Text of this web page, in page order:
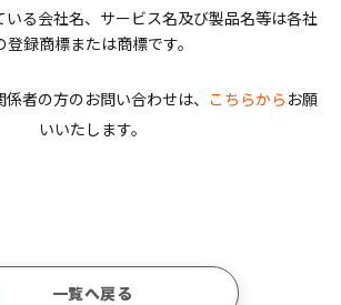
る会社名、サービス名及び製品名等は各社
登録商標または商標です。
者の方のお問い合わせは、 こちらから お願
いいたします。
一覧へ戻る